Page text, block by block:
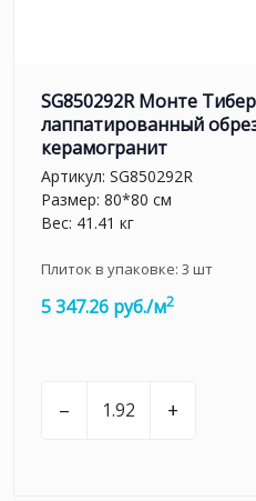
SG850292R Монте
лаппатированный
керамогранит
Артикул: SG850292R
Размер: 80*80 см
Вес: 41.41 кг
Плиток в упаковке: 3 шт
5 347.26 руб./м2
– +